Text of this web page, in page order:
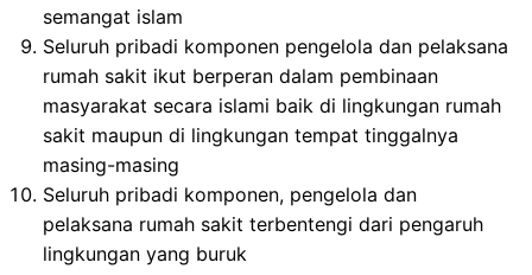
semangat islam
Seluruh pribadi komponen pengelola dan pelaksana
rumah sakit ikut berperan dalam pembinaan
masyarakat secara islami baik di lingkungan rumah
sakit maupun di lingkungan tempat tinggalnya
masing-masing
Seluruh pribadi komponen, pengelola dan
pelaksana rumah sakit terbentengi dari pengaruh
lingkungan yang buruk